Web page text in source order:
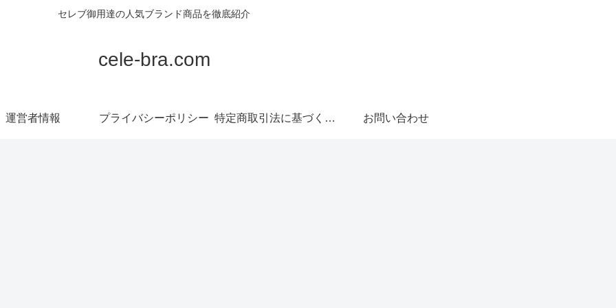
セレブ御用達の人気ブランド商品を徹底紹介
cele-bra.com
運営者情報 プライバシーポリシー 特定商取引法に基づく表記 お問い合わせ